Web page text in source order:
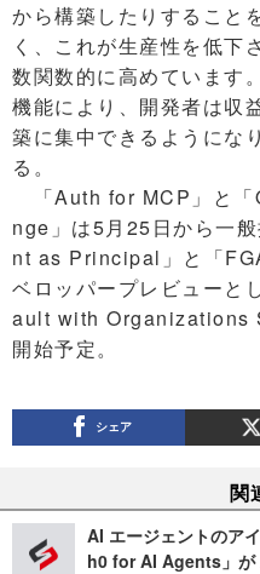
から構築したりすること
く、これが生産性を低下
数関数的に高めていま
機能により、開発者は収
築に集中できるようにな
る。
「Auth for MCP」と
nge」は5月25日から一
nt as Principal」と「
ベロッパープレビューと
ault with Organizations
開始予定。
シェア
関
AI エージェントのア
h0 for AI Agents」が